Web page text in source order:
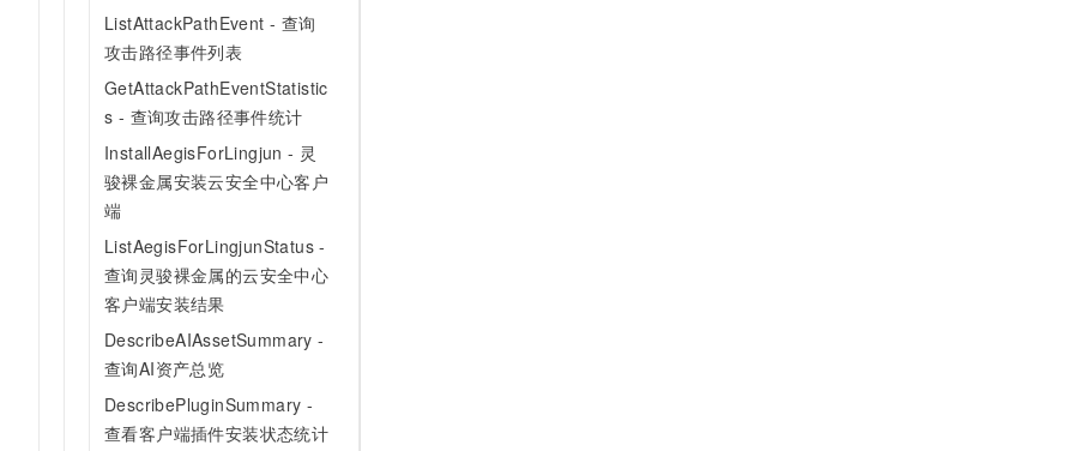
ListAttackPathEvent - 查询
攻击路径事件列表
GetAttackPathEventStatistic
s - 查询攻击路径事件统计
InstallAegisForLingjun - 灵
骏裸金属安装云安全中心客户
端
ListAegisForLingjunStatus -
查询灵骏裸金属的云安全中心
客户端安装结果
DescribeAIAssetSummary -
查询AI资产总览
DescribePluginSummary -
查看客户端插件安装状态统计